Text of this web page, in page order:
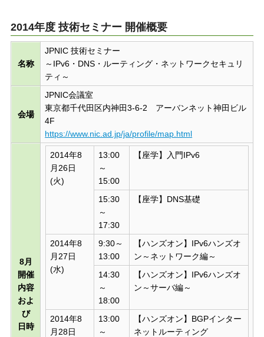
2014年度 技術セミナー 開催概要
名称
JPNIC 技術セミナー
～IPv6・DNS・ルーティング・ネットワークセキュリ
ティ～
会場
JPNIC会議室
東京都千代田区内神田3-6-2 アーバンネット神田ビル
4F
https://www.nic.ad.jp/ja/profile/map.html
8月
開催
内容
およ
び
日時
2014年8
月26日
(火)
13:00
～
15:00
【座学】入門IPv6
15:30
～
17:30
【座学】DNS基礎
2014年8
月27日
(水)
9:30～
13:00
【ハンズオン】IPv6ハンズオ
ン～ネットワーク編～
14:30
～
18:00
【ハンズオン】IPv6ハンズオ
ン～サーバ編～
2014年8
月28日
13:00
～
【ハンズオン】BGPインター
ネットルーティング